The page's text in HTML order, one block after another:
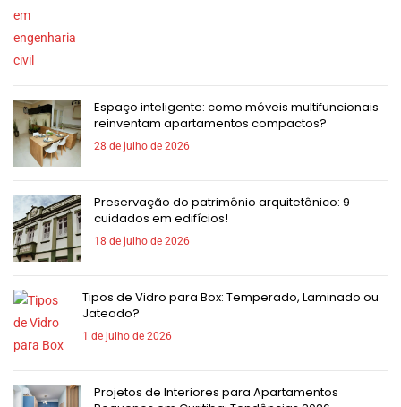
Espaço inteligente: como móveis multifuncionais
reinventam apartamentos compactos?
28 de julho de 2026
Preservação do patrimônio arquitetônico: 9
cuidados em edifícios!
18 de julho de 2026
Tipos de Vidro para Box: Temperado, Laminado ou
Jateado?
1 de julho de 2026
Projetos de Interiores para Apartamentos